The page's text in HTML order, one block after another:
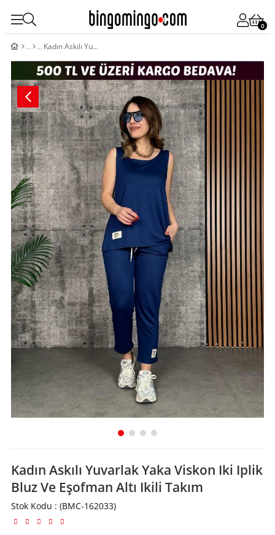
0
Kadın Askılı Yuvarlak Yaka Viskon Iki Iplik Bluz Ve Eşofman Altı Ikili Takım
Kadın Askılı Yuvarlak Yaka Viskon Iki Iplik
Bluz Ve Eşofman Altı Ikili Takım
Stok Kodu (BMC-162033)